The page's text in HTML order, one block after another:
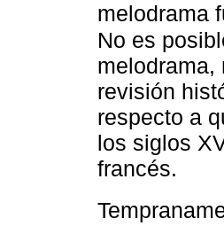
melodrama
No es
melodrama,
revisión
respecto a
los siglos
francés.